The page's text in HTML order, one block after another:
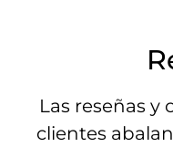
Las reseñas y
clientes